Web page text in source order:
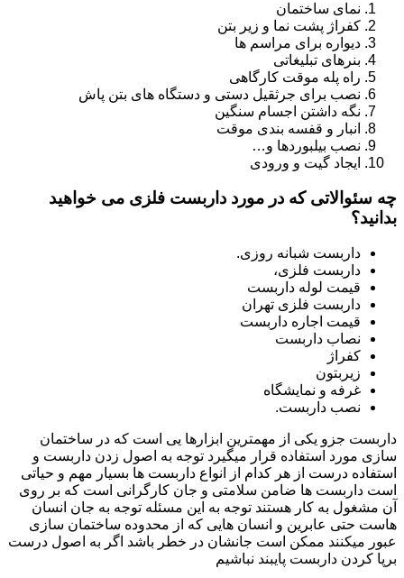
نمای ساختمان
کفراژ پشت نما و زیر بتن
دیواره برای مراسم ها
بنرهای تبلیغاتی
راه پله موقت کارگاهی
نصب برای جرثقیل دستی و دستگاه های بتن پاش
نگه داشتن اجسام سنگین
انبار و قفسه بندی موقت
نصب بیلبوردها و…
ایجاد گیت و ورودی
چه سئوالاتی که در مورد داربست فلزی می خواهید
بدانید؟
داربست شبانه روزی.
داربست فلزی،
قیمت لوله داربست
داربست فلزی تهران
قیمت اجاره داربست
نصاب داربست
کفراژ
زیربتون
غرفه و نمایشگاه
نصب داربست.
داربست جزو یکی از مهمترین ابزارها یی است که در ساختمان
سازی مورد استفاده قرار میگیرد توجه به اصول زدن داربست و
استفاده درست از هر کدام از انواع داربست ها بسیار مهم و حیاتی
است داربست ها ضامن سلامتی و جان کارگرانی است که بر روی
آن مشغول به کار هستند توجه به این مسئله توجه به جان انسان
هاست حتی عابرین و انسان هایی که از محدوده ساختمان سازی
عبور میکنند ممکن است جانشان در خطر باشد اگر به اصول درست
برپا کردن داربست پایبند نباشیم